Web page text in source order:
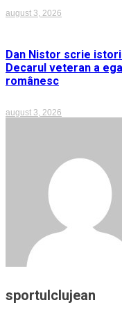
august 3, 2026
Dan Nistor scrie
Decarul veteran a
românesc
august 3, 2026
sportulclujean